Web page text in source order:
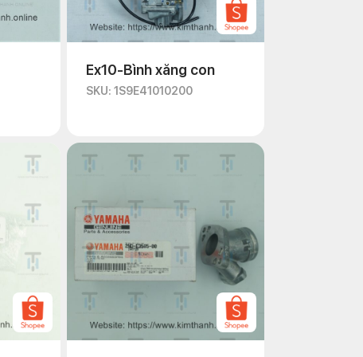
để có được sản phẩm ưng ý:
đều có thiết kế họng xăng và hệ
chịu môi trường tốt, đảm bảo vận
Ex10-Bình xăng con
SKU: 1S9E41010200